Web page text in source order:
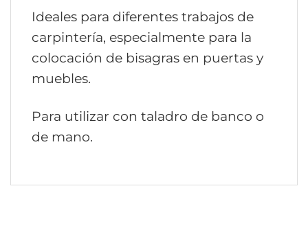
Ideales para diferentes trabajos de
carpintería, especialmente para la
colocación de bisagras en puertas y
muebles.
Para utilizar con taladro de banco o
de mano.